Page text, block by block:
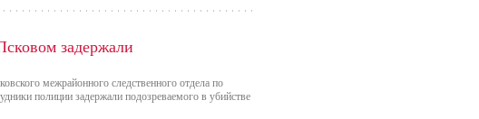
задержали
межрайонного следственного отдела по
полиции задержали подозреваемого в убийстве